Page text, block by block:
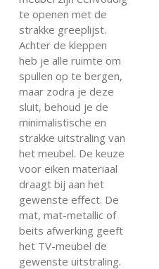
te openen met de
strakke greeplijst.
Achter de kleppen
heb je alle ruimte om
spullen op te bergen,
maar zodra je deze
sluit, behoud je de
minimalistische en
strakke uitstraling van
het meubel. De keuze
voor eiken materiaal
draagt bij aan het
gewenste effect. De
mat, mat-metallic of
beits afwerking geeft
het TV-meubel de
gewenste uitstraling.